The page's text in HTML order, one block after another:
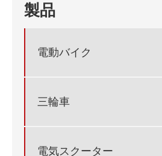
製品
電動バイク
三輪車
電気スクーター